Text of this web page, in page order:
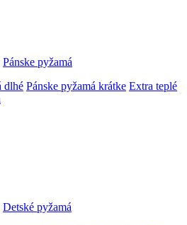
Pánske pyžamá
dlhé Pánske pyžamá krátke Extra teplé
Detské pyžamá